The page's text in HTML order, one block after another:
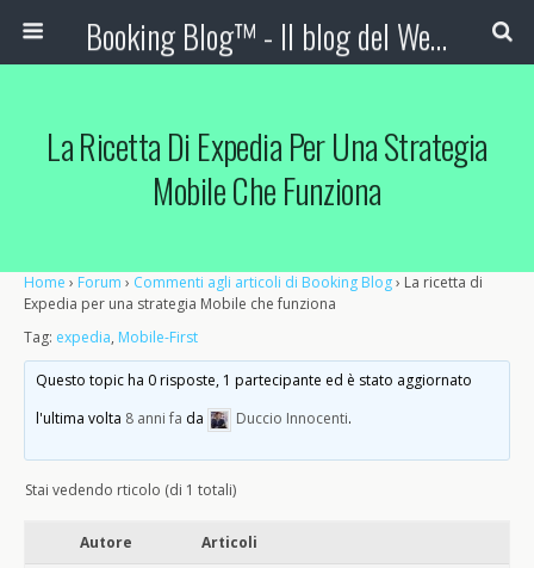
Booking Blog™ - Il blog del Web Marketing Turistico
La Ricetta Di Expedia Per Una Strategia
Mobile Che Funziona
Home › Forum › Commenti agli articoli di Booking Blog› La ricetta di
Expedia per una strategia Mobile che funziona
Tag: expedia, Mobile-First
Questo topic ha 0 risposte, 1 partecipante ed è stato aggiornato
l'ultima volta 8 anni fa da Duccio Innocenti.
Stai vedendo rticolo (di 1 totali)
Autore Articoli